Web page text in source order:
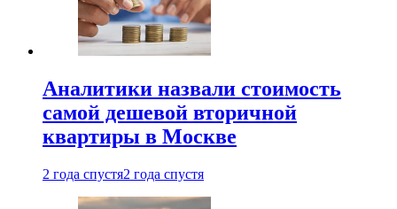
Аналитики назвали стоимость
самой дешевой вторичной
квартиры в Москве
2 года спустя2 года спустя